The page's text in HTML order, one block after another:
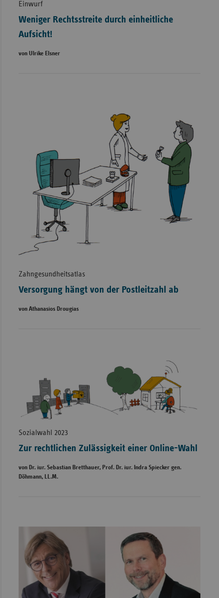
Einwurf
Weniger Rechtsstreite durch einheitliche
Aufsicht!
von Ulrike Elsner
Zahngesundheitsatlas
Versorgung hängt von der Postleitzahl ab
von Athanasios Drougias
Sozialwahl 2023
Zur rechtlichen Zulässigkeit einer Online-Wahl
von Dr. iur. Sebastian Bretthauer, Prof. Dr. iur. Indra Spiecker gen.
Döhmann, LL.M.